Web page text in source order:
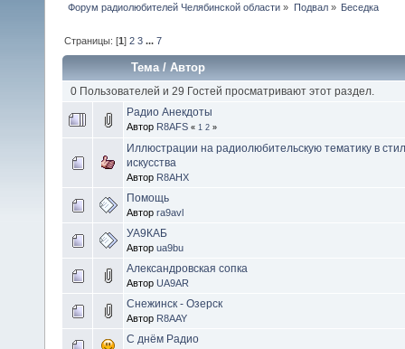
Форум радиолюбителей Челябинской области » Подвал» Беседка
Страницы: [1]2 3 ...7
Тема/Автор
0 Пользователей и 29 Гостей просматривают этот раздел.
Радио Анекдоты
Автор R8AFS « 1 2 »
Иллюстрации на радиолюбительскую тематику в
искусства
Автор R8AHX
Помощь
Автор ra9avl
УА9КАБ
Автор ua9bu
Александровская сопка
Автор UA9AR
Снежинск - Озерск
Автор R8AAY
С днём Радио